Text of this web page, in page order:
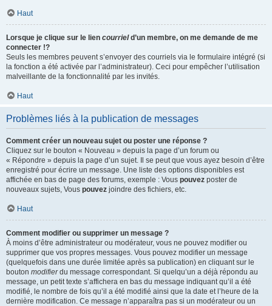
Haut
Lorsque je clique sur le lien courrield’un membre, on me demande de me
connecter !?
Seuls les membres peuvent s’envoyer des courriels via le formulaire intégré (si
la fonction a été activée par l’administrateur). Ceci pour empêcher l’utilisation
malveillante de la fonctionnalité par les invités.
Haut
Problèmes liés à la publication de messages
Comment créer un nouveau sujet ou poster une réponse ?
Cliquez sur le bouton « Nouveau » depuis la page d’un forum ou
« Répondre » depuis la page d’un sujet. Il se peut que vous ayez besoin d’être
enregistré pour écrire un message. Une liste des options disponibles est
affichée en bas de page des forums, exemple : Vous pouvez poster de
nouveaux sujets, Vous pouvez joindre des fichiers, etc.
Haut
Comment modifier ou supprimer un message ?
À moins d’être administrateur ou modérateur, vous ne pouvez modifier ou
supprimer que vos propres messages. Vous pouvez modifier un message
(quelquefois dans une durée limitée après sa publication) en cliquant sur le
bouton modifierdu message correspondant. Si quelqu’un a déjà répondu au
message, un petit texte s’affichera en bas du message indiquant qu’il a été
modifié, le nombre de fois qu’il a été modifié ainsi que la date et l’heure de la
dernière modification. Ce message n’apparaîtra pas si un modérateur ou un